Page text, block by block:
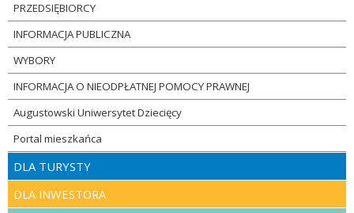
PRZEDSIĘBIORCY
INFORMACJA PUBLICZNA
WYBORY
INFORMACJA O NIEODPŁATNEJ POMOCY PRAWNEJ
Augustowski Uniwersytet Dziecięcy
Portal mieszkańca
DLA TURYSTY
DLA INWESTORA